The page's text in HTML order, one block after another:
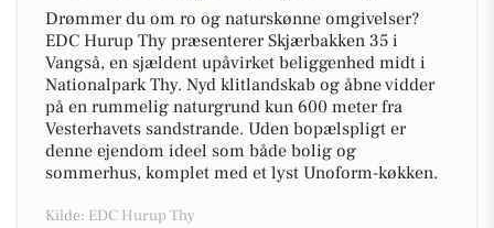
Drømmer du om ro og naturskønne omgivelser?
EDC Hurup Thy præsenterer Skjærbakken 35 i
Vangså, en sjældent upåvirket beliggenhed midt i
Nationalpark Thy. Nyd klitlandskab og åbne vidder
på en rummelig naturgrund kun 600 meter fra
Vesterhavets sandstrande. Uden bopælspligt er
denne ejendom ideel som både bolig og
sommerhus, komplet med et lyst Unoform-køkken.
Kilde: EDC Hurup Thy